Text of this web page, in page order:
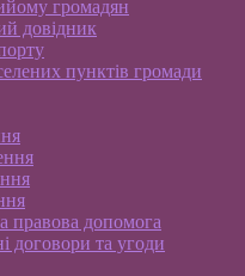
громадян
довідник
пунктів громади
правова допомога
договори та угоди